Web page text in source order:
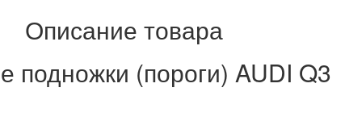
Описание товара
подножки (пороги) AUDI Q3